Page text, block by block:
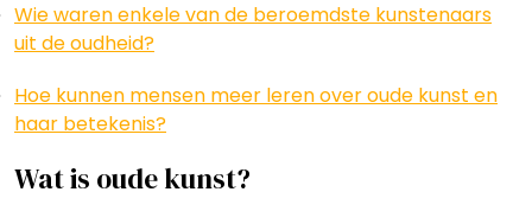
Wie waren enkele van de beroemdste kunstenaars
uit de oudheid?
Hoe kunnen mensen meer leren over oude kunst en
haar betekenis?
Wat is oude kunst?